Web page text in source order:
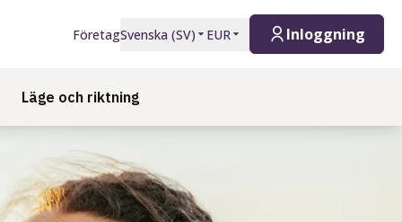
FöretagSvenska (SV) EUR Inloggning
Läge och riktning